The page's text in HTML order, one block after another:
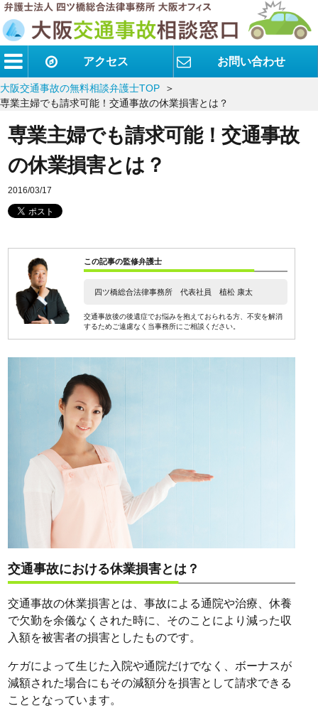
アクセス お問い合わせ
大阪交通事故の無料相談弁護士TOP
専業主婦でも請求可能！交通事故の休業損害とは？
専業主婦でも請求可能！交通事故
の休業損害とは？
2016/03/17
この記事の監修弁護士
四ツ橋総合法律事務所 代表社員 植松 康太
交通事故後の後遺症でお悩みを抱えておられる方、不安を解消
するためご遠慮なく当事務所にご相談ください。
交通事故における休業損害とは？
交通事故の休業損害とは、事故による通院や治療、休養
で欠勤を余儀なくされた時に、そのことにより減った収
入額を被害者の損害としたものです。
ケガによって生じた入院や通院だけでなく、ボーナスが
減額された場合にもその減額分を損害として請求できる
こととなっています。